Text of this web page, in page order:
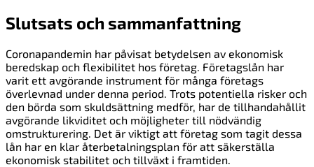
Slutsats och sammanfattning
Coronapandemin har påvisat betydelsen av ekonomisk
beredskap och flexibilitet hos företag. Företagslån har
varit ett avgörande instrument för många företags
överlevnad under denna period. Trots potentiella risker och
den börda som skuldsättning medför, har de tillhandahållit
avgörande likviditet och möjligheter till nödvändig
omstrukturering. Det är viktigt att företag som tagit dessa
lån har en klar återbetalningsplan för att säkerställa
ekonomisk stabilitet och tillväxt i framtiden.